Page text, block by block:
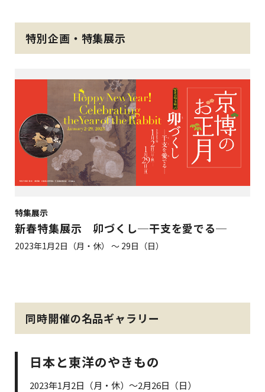
特別企画・特集展示
特集展示
新春特集展示 卯づくし─干支を愛でる─
2023年1月2日（月・休） ～ 29日（日）
同時開催の名品ギャラリー
日本と東洋のやきもの
2023年1月2日（月・休）～2月26日（日）